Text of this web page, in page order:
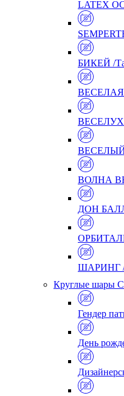
LATEX
БИКЕЙ /
ВЕСЕЛАЯ
ВЕСЕЛЫЙ
ВОЛНА
ДОН
ШАРИНГ /
Круглые
Гендер
День